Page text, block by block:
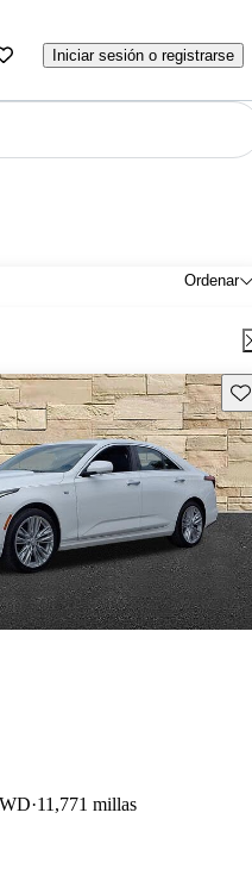
Iniciar sesión o registrarse
Ordenar
11,771 millas